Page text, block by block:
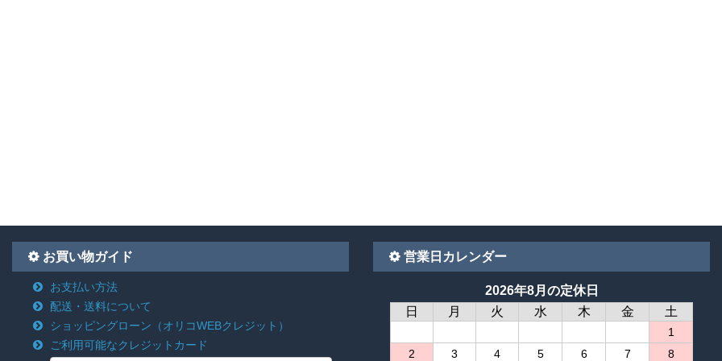
お買い物ガイド
お支払い方法
配送・送料について
ショッピングローン （オリコWEBクレジット）
ご利用可能なクレジットカード
営業日カレンダー
2026年8月の定休日
日
月 火 水 木 金 土
1
2
3 4 5 6 7 8